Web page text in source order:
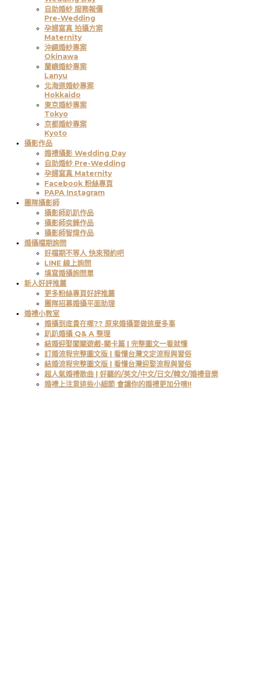
自助婚紗 服務報價
Pre-Wedding
孕婦寫真 拍攝方案
Maternity
沖繩婚紗專案
Okinawa
蘭嶼婚紗專案
Lanyu
北海道婚紗專案
Hokkaido
東京婚紗專案
Tokyo
京都婚紗專案
Kyoto
攝影作品
婚禮攝影 Wedding Day
自助婚紗 Pre-Wedding
孕婦寫真 Maternity
Facebook 粉絲專頁
PAPA Instagram
團隊攝影師
攝影師趴趴作品
攝影師奕鋒作品
攝影師智煒作品
婚攝檔期詢問
好檔期不等人 快來預約吧
LINE 線上詢問
填寫婚攝詢問單
新人好評推薦
更多粉絲專頁好評推薦
團隊招募婚攝平面助理
婚禮小教室
婚攝到底貴在哪?? 原來婚攝要做這麼多事
趴趴婚攝 Q& A 整理
結婚迎娶闖關遊戲-關卡篇 | 完整圖文一看就懂
訂婚流程完整圖文版 | 看懂台灣文定流程與習俗
結婚流程完整圖文版 | 看懂台灣迎娶流程與習俗
超人氣婚禮歌曲 | 好聽的/英文/中文/日文/韓文/婚禮音樂
婚禮上注意這些小細節 會讓你的婚禮更加分唷!!